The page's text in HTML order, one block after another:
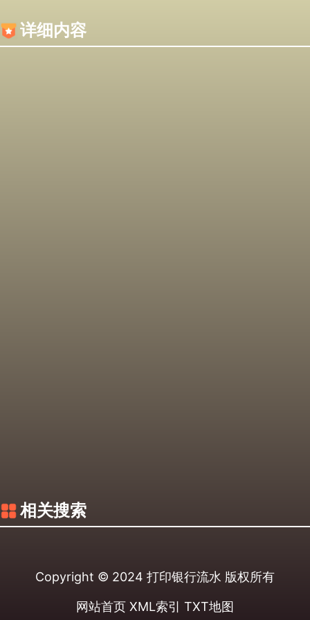
详细内容
相关搜索
Copyright © 2024 打印银行流水 版权所有
网站首页 XML索引 TXT地图